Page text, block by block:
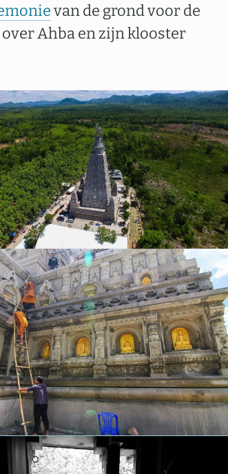
van de grond voor de
Ahba en zijn klooster